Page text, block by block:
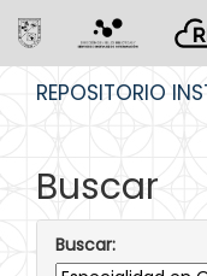
REPOSITORIO
Buscar
Buscar: